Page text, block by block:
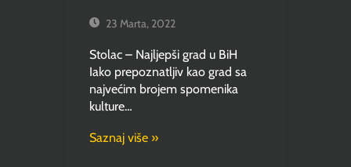
23 Marta, 2022
Stolac – Najljepši grad u BiH
Iako prepoznatljiv kao grad sa
najvećim brojem spomenika
kulture…
Saznaj više »